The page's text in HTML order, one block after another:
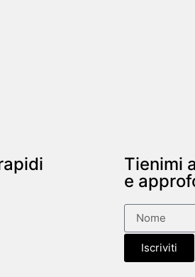
Tienimi
e
Iscriviti